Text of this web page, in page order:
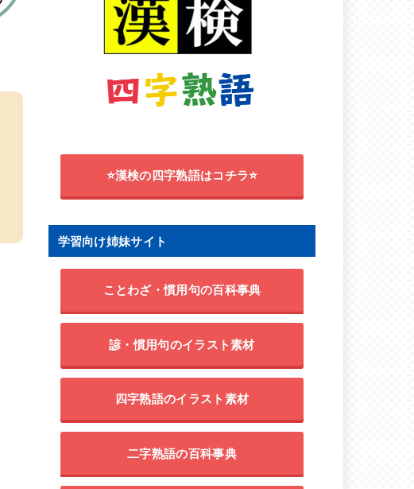
⭐漢検の四字熟語はコチラ⭐
学習向け姉妹サイト
ことわざ・慣用句の百科事典
諺・慣用句のイラスト素材
四字熟語のイラスト素材
二字熟語の百科事典